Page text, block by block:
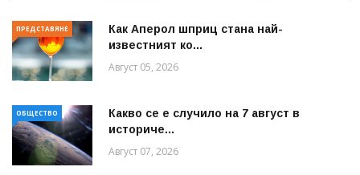
ПРЕДСТАВЯНЕ
Как Аперол шприц стана най-
известният ко...
Август 05, 2026
ОБЩЕСТВО
Какво се е случило на 7 август в
историче...
Август 07, 2026